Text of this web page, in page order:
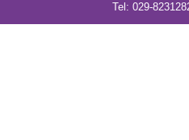
Tel: 029-